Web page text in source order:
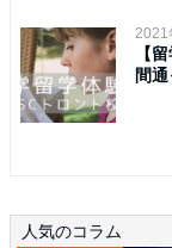
2021
【
間
人気のコラム